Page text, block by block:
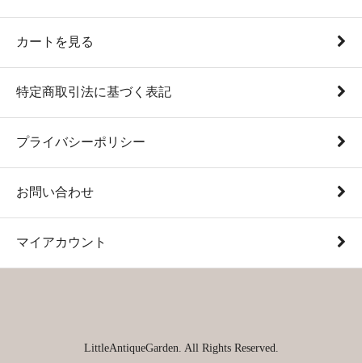
カートを見る
特定商取引法に基づく表記
プライバシーポリシー
お問い合わせ
マイアカウント
LittleAntiqueGarden. All Rights Reserved.